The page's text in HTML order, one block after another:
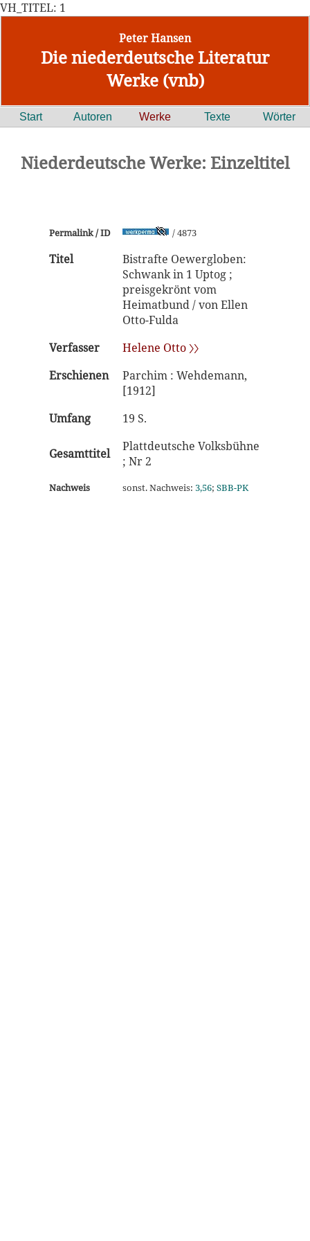
VH_TITEL: 1
Peter Hansen
Die niederdeutsche Literatur
Werke (vnb)
Start Autoren Werke Texte Wörter
Niederdeutsche Werke: Einzeltitel
Permalink / ID / 4873
Titel
Bistrafte Oewergloben:
Schwank in 1 Uptog ;
preisgekrönt vom
Heimatbund / von Ellen
Otto-Fulda
Verfasser
Helene Otto 〉〉
Erschienen
Parchim : Wehdemann,
[1912]
Umfang
19 S.
Gesamttitel
Plattdeutsche Volksbühne
; Nr 2
Nachweis sonst. Nachweis: 3,56; SBB-PK